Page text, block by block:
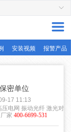
끀
ꀅ
密单位
17 11:13
压电网 振动光纤 激光对
家 400-6699-531
安装视频 报警产品